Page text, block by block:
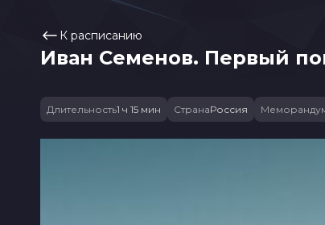
К расписанию
Иван Семенов. Первый
Длительность1 ч 15 мин СтранаРоссия